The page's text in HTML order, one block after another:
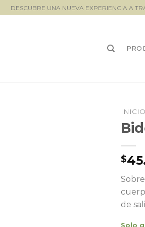
DESCUBRE UNA NUEVA EXPERIENCIA A
INICIO
$
de
Solo